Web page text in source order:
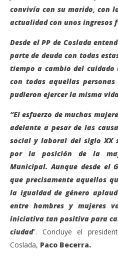
convivía con su marido, con
actualidad con unos ingresos
Desde el PP de Coslada
parte de deuda con todas
tiempo a cambio del cuidado
con todas aquellas
pudieron ejercer la misma
“El esfuerzo de muchas
adelante a pesar de las
social y laboral del siglo XX
por la posición de la
Municipal. Aunque desde el
que precisamente aquellos
la igualdad de género
entre hombres y mujeres
iniciativa tan positiva para
ciudad”. Concluye el
Coslada, Paco Becerra.